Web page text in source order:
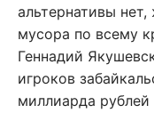
альтернативы
мусора по всему
Геннадий
игроков
миллиарда